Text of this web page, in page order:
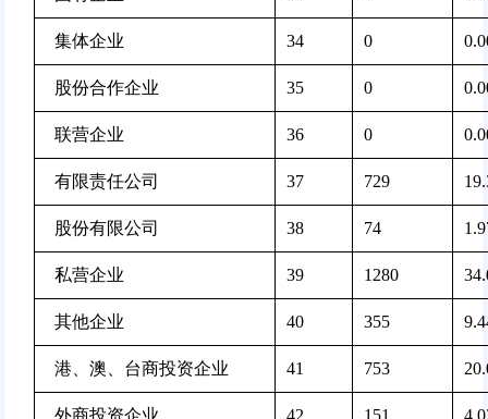
集体企业 34 0
股份合作企业 35 0
联营企业 36 0
有限责任公司 37 729
股份有限公司 38 74
私营企业 39 1280
其他企业 40 355
港、澳、台商投资企业 41 753
外商投资企业 42 151